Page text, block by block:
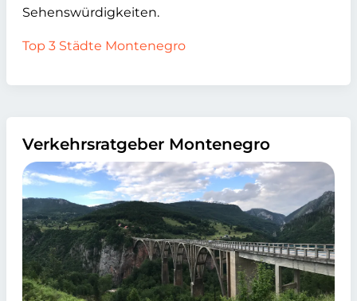
Sehenswürdigkeiten.
Top 3 Städte Montenegro
Verkehrsratgeber Montenegro